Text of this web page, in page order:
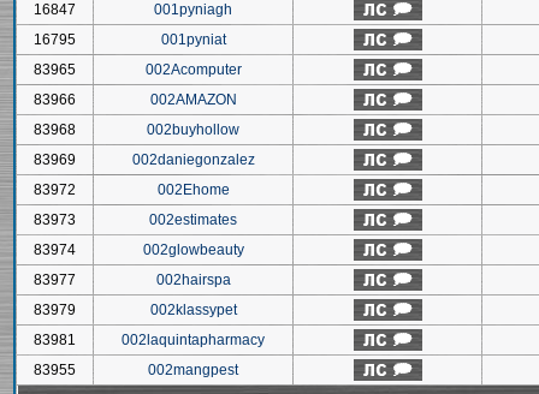
16847
001pyniagh
16795
001pyniat
83965
002Acomputer
83966
002AMAZON
83968
002buyhollow
83969
002daniegonzalez
83972
002Ehome
83973
002estimates
83974
002glowbeauty
83977
002hairspa
83979
002klassypet
83981
002laquintapharmacy
83955
002mangpest